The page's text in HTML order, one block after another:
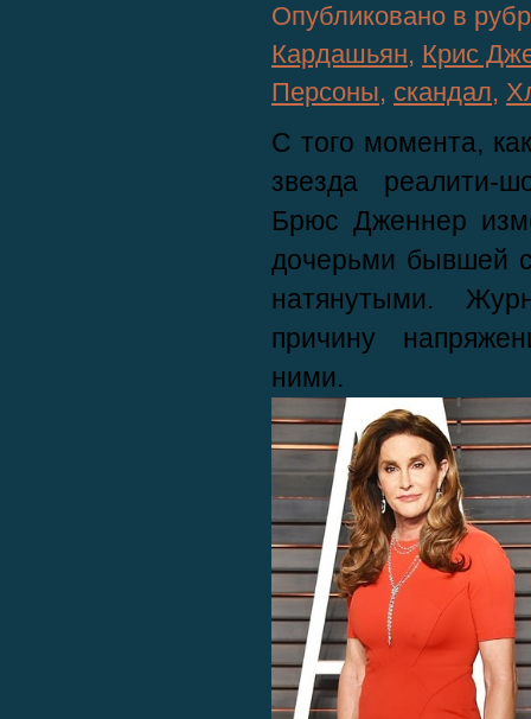
Опубликовано в
Кардашьян, Крис
Персоны, скандал,
С того момента,
звезда реалити-
Брюс Дженнер
дочерьми бывшей
натянутыми.
причину
ними.